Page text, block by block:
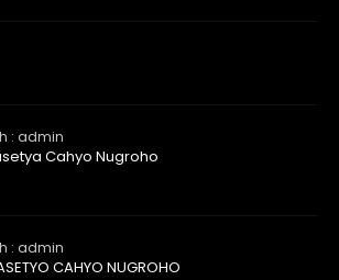
: admin
Cahyo Nugroho
: admin
CAHYO NUGROHO